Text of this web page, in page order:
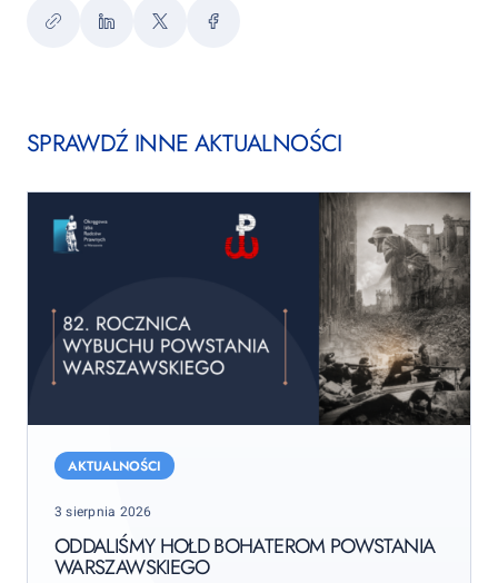
KopiujLinkedInTwitterFacebook
SPRAWDŹ INNE AKTUALNOŚCI
hołd
Powstania
Warszawskiego
AKTUALNOŚCI
Posted
3 sierpnia 2026
ODDALIŚMY HOŁD BOHATEROM POWSTANIA
WARSZAWSKIEGO